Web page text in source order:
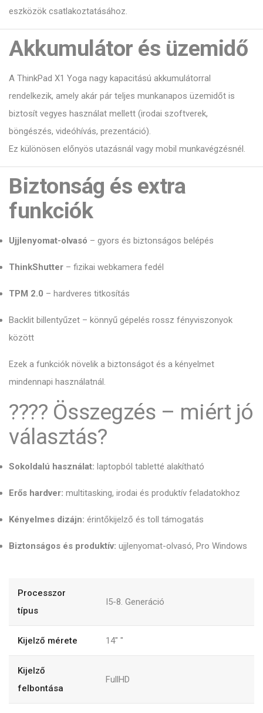
eszközök csatlakoztatásához.
Akkumulátor és üzemidő
A ThinkPad X1 Yoga nagy kapacitású akkumulátorral
rendelkezik, amely akár pár teljes munkanapos üzemidőt is
biztosít vegyes használat mellett (irodai szoftverek,
böngészés, videóhívás, prezentáció).
Ez különösen előnyös utazásnál vagy mobil munkavégzésnél.
Biztonság és extra
funkciók
Ujjlenyomat-olvasó – gyors és biztonságos belépés
ThinkShutter – fizikai webkamera fedél
TPM 2.0 – hardveres titkosítás
Backlit billentyűzet – könnyű gépelés rossz fényviszonyok
között
Ezek a funkciók növelik a biztonságot és a kényelmet
mindennapi használatnál.
???? Összegzés – miért jó
választás?
Sokoldalú használat: laptopból tabletté alakítható
Erős hardver: multitasking, irodai és produktív feladatokhoz
Kényelmes dizájn: érintőkijelző és toll támogatás
Biztonságos és produktív: ujjlenyomat-olvasó, Pro Windows
Processzor
típus
I5-8. Generáció
Kijelző mérete 14" "
Kijelző
felbontása
FullHD